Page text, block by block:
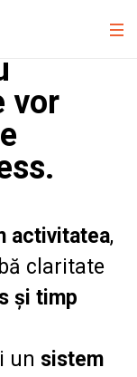
vor
activitatea,
claritate
și timp
un sistem